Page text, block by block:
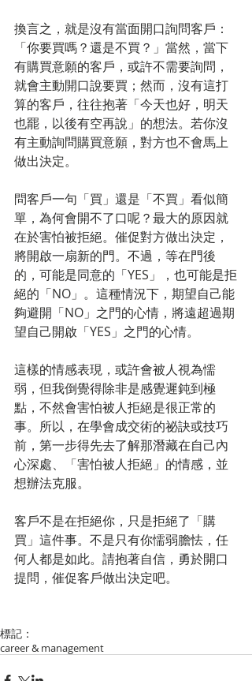
換言之，就是沒有當面開口詢問客戶：
「你要買嗎？還是不買？」當然，當下
有購買意願的客戶，或許不需要詢問，
就會主動開口說要買；然而，沒有這打
算的客戶，往往抱著「今天也好，明天
也罷，以後有空再說」的想法。若你沒
有主動詢問購買意願，對方也不會馬上
做出決定。
問客戶一句「買」還是「不買」看似簡
單，為何會開不了口呢？最大的原因就
在於害怕被拒絕。催促對方做出決定，
將開啟一扇新的門。不過，等在門後
的，可能是同意的「YES」，也可能是拒
絕的「NO」。這種情況下，期望自己能
夠避開「NO」之門的心情，將遠超過期
望自己開啟「YES」之門的心情。
這樣的情感表現，或許會被人視為懦
弱，但我倒覺得除非是感覺遲鈍到極
點，不然會害怕被人拒絕是很正常的
事。所以，在學會成交術的祕訣或技巧
前，第一步得先去了解那潛藏在自己內
心深處、「害怕被人拒絕」的情感，並
想辦法克服。
客戶不是在拒絕你，只是拒絕了「購
買」這件事。不是只有你懦弱膽怯，任
何人都是如此。請抱著自信，勇於開口
提問，催促客戶做出決定吧。
標記：
career & management